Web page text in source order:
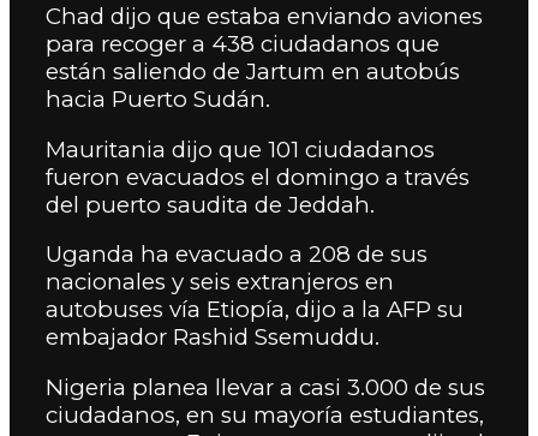
Chad dijo que estaba enviando aviones
para recoger a 438 ciudadanos que
están saliendo de Jartum en autobús
hacia Puerto Sudán.
Mauritania dijo que 101 ciudadanos
fueron evacuados el domingo a través
del puerto saudita de Jeddah.
Uganda ha evacuado a 208 de sus
nacionales y seis extranjeros en
autobuses vía Etiopía, dijo a la AFP su
embajador Rashid Ssemuddu.
Nigeria planea llevar a casi 3.000 de sus
ciudadanos, en su mayoría estudiantes,